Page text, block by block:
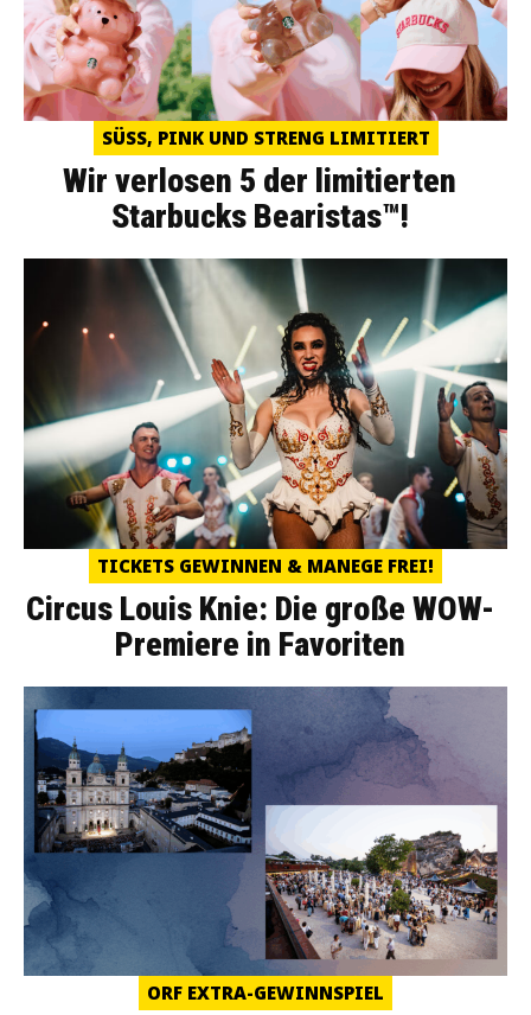
SÜSS, PINK UND STRENG LIMITIERT
Wir verlosen 5 der limitierten
Starbucks Bearistas™!
TICKETS GEWINNEN & MANEGE FREI!
Circus Louis Knie: Die große WOW-
Premiere in Favoriten
ORF EXTRA-GEWINNSPIEL